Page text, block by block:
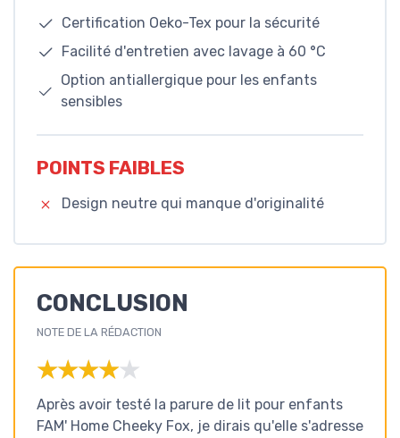
Certification Oeko-Tex pour la sécurité
Facilité d'entretien avec lavage à 60 °C
Option antiallergique pour les enfants
sensibles
POINTS FAIBLES
Design neutre qui manque d'originalité
CONCLUSION
NOTE DE LA RÉDACTION
★★★★★
★★★★★
Après avoir testé la parure de lit pour enfants
FAM' Home Cheeky Fox, je dirais qu'elle s'adresse